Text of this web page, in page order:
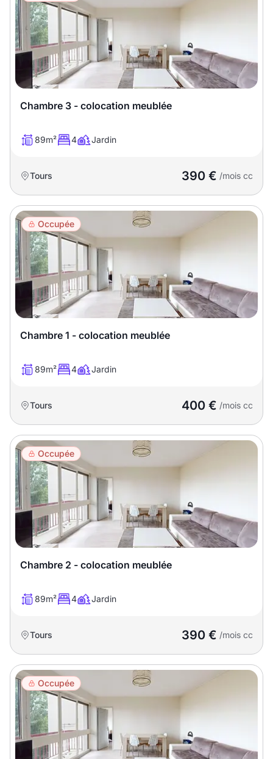
Chambre 3 - colocation meublée
89m² 4 Jardin
Tours 390 € /mois cc
Occupée
Chambre 1 - colocation meublée
89m² 4 Jardin
Tours 400 € /mois cc
Occupée
Chambre 2 - colocation meublée
89m² 4 Jardin
Tours 390 € /mois cc
Occupée